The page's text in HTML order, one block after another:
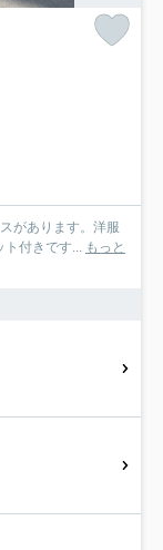
があります。洋服
ト付きです... もっと